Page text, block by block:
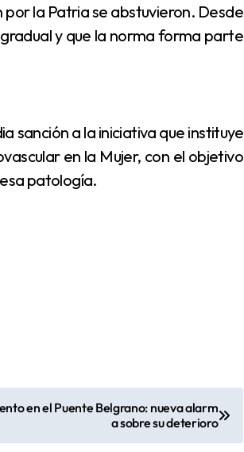
y que la norma forma parte
en la Mujer, con el objetivo
patología.
en el Puente Belgrano: nueva alarm
a sobre su deterioro